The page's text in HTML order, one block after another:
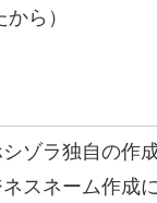
ら）
ゾラ独自の作
スネーム作成